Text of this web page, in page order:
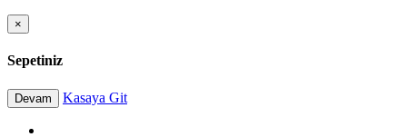
×
Sepetiniz
Devam Kasaya Git